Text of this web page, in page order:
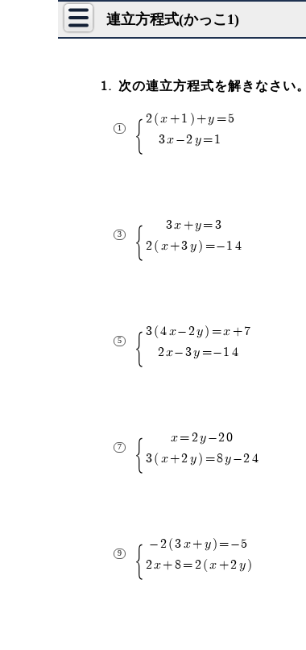
連立方程式(かっこ1)
次の連立方程式を解きなさい。
2(x+1)+y=5
3x-2y=1
3x+y=3
2(x+3y)=-14
3(4x-2y)=x+7
2x-3y=-14
x=2y-20
3(x+2y)=8y-24
-2(3x+y)=-5
2x+8=2(x+2y)